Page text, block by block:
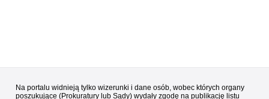
Na portalu widnieją tylko wizerunki i dane osób, wobec których organy
poszukujące (Prokuratury lub Sądy) wydały zgodę na publikację listu